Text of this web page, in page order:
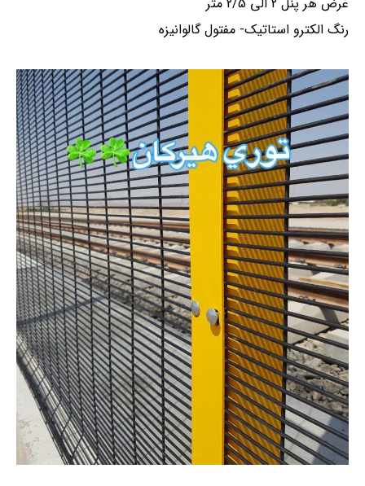
رنگ الکترو استاتیک- مفتول گالوانیزه